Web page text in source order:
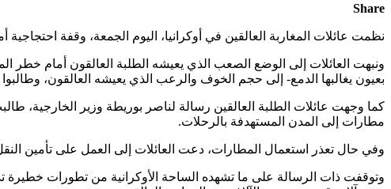
Share
نظمت عائلات المغاربة العالقين في أوكرانيا، اليوم الجمعة، وقفة
ونبهت العائلات إلى الوضع الصعب الذي يعيشه الطلبة العالقون أمام خطر
بعيون يغالبها الدمع- إلى حجم الخوف والرعب الذي يعيشه العالقون،
كما وجهت عائلات الطلبة العالقين رسالة لناصر بوريطة وزير الخارجية،
مطارات إلى المدن المستهدفة بالرحلات.
وفي حال تعذر استعمال المطارات، دعت العائلات إلى العمل على تأمين
وتوقفت ذات الرسالة على ما تشهده الساحة الأوكرانية من تطورات خطيرة